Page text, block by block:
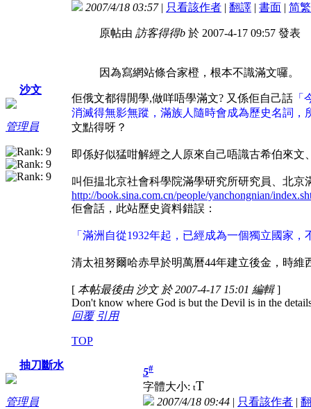
沙文
管理員
2007/4/18 03:57| 只看該作者 | 翻譯 | 書面 | 简繁
原帖由 訪客得得b 於 2007-4-17 09:57 發表
因為寫網站條合家橙，根本不識滿文囉。
佢俄文都得閒學,做咩唔學滿文? 又係佢自己話
消滅得無影無蹤，滿族人隨時會成為歷史名詞，
文點得呀？
即係好似猛咁解經之人原來自己唔識古希伯來文
叫佢揾北京社會科學院滿學研究所研究員、北京
http://book.sina.com.cn/people/yanchongnian/
佢會話，此站歷史資料錯誤：
「滿洲自從1932年起，已經成為一個獨立國家
清太祖努爾哈赤早於明萬曆44年建立後金，時維
[ 本帖最後由 沙文 於 2007-4-17 15:01 編輯]
Don't know where God is but the Devil is in the
回覆 引用
TOP
抽刀斷水
管理員
5#
字體大小: tT
2007/4/18 09:44 | 只看該作者 |